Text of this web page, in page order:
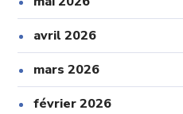
avril 2026
mars 2026
février 2026